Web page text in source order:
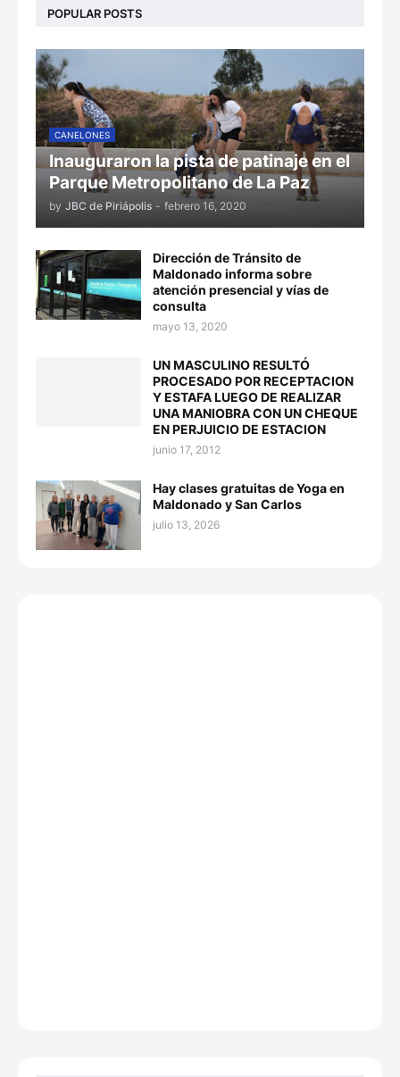
POPULAR POSTS
CANELONES
Inauguraron la pista de patinaje en el
Parque Metropolitano de La Paz
by JBC de Piriápolis - febrero 16, 2020
Dirección de Tránsito de
Maldonado informa sobre
atención presencial y vías de
consulta
mayo 13, 2020
UN MASCULINO RESULTÓ
PROCESADO POR RECEPTACION
Y ESTAFA LUEGO DE REALIZAR
UNA MANIOBRA CON UN CHEQUE
EN PERJUICIO DE ESTACION
junio 17, 2012
Hay clases gratuitas de Yoga en
Maldonado y San Carlos
julio 13, 2026